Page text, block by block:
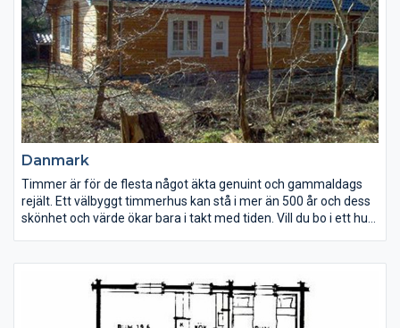
Danmark
Timmer är för de flesta något äkta genuint och gammaldags
rejält. Ett välbyggt timmerhus kan stå i mer än 500 år och dess
skönhet och värde ökar bara i takt med tiden. Vill du bo i ett hus
ökat utrymme för egna idéer vår tillverkning är inte bunden av
färdiga element eller serieproduktion – så ändra gärna. Vi
bygger också efter beställarens ritning eller omarbetar våra